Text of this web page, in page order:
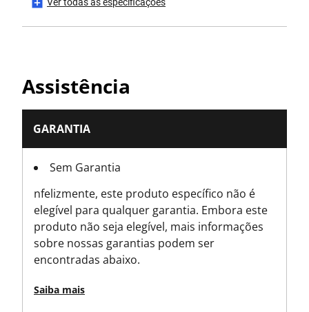
No
Número de Peças
150
Comprimento do produto [mm]
40
Peso do produto [g]
Assistência
GARANTIA
Sem Garantia
nfelizmente, este produto específico não é
elegível para qualquer garantia. Embora este
produto não seja elegível, mais informações
sobre nossas garantias podem ser
encontradas abaixo.
Saiba mais